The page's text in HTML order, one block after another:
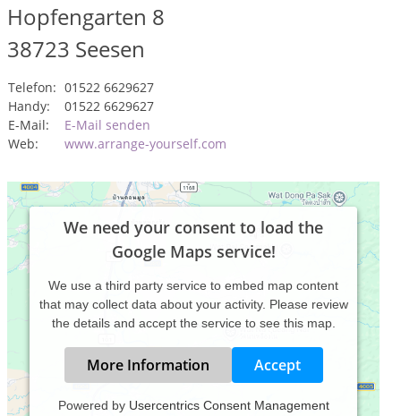
Hopfengarten 8
38723 Seesen
Telefon: 01522 6629627
Handy:
01522 6629627
E-Mail:
E-Mail senden
Web:
www.arrange-yourself.com
We need your consent to load the
Google Maps service!
We use a third party service to embed map content
that may collect data about your activity. Please review
the details and accept the service to see this map.
More Information Accept
Powered by Usercentrics Consent Management